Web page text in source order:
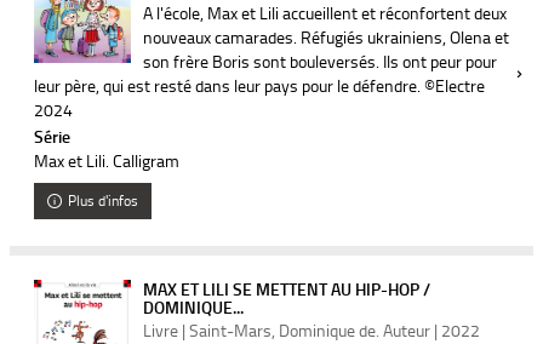
A l'école, Max et Lili accueillent et réconfortent deux
nouveaux camarades. Réfugiés ukrainiens, Olena et
son frère Boris sont bouleversés. Ils ont peur pour
leur père, qui est resté dans leur pays pour le défendre. ©Electre
2024
Série
Max et Lili. Calligram
Plus d'infos
MAX ET LILI SE METTENT AU HIP-HOP /
DOMINIQUE...
Livre | Saint-Mars, Dominique de. Auteur | 2022